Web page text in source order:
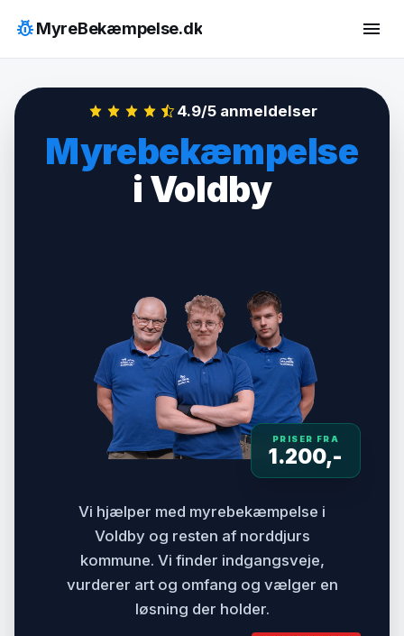
indhold
pest_controlMyreBekæmpelse.dk menu
4.9/5 anmeldelser
Myrebekæmpelse
i Voldby
PRISER FRA
1.200,-
Vi hjælper med myrebekæmpelse i
Voldby og resten af norddjurs
kommune. Vi finder indgangsveje,
vurderer art og omfang og vælger en
løsning der holder.